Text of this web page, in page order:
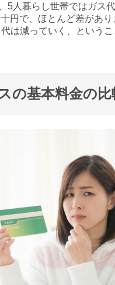
5人暮らし世帯ではガス
円で、ほとんど差があ
は減っていく、というこ
の基本料金の比